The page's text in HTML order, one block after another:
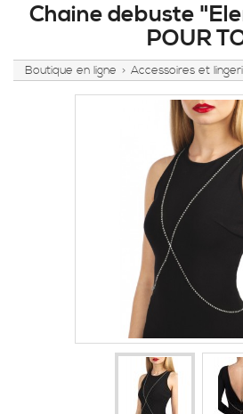
Chaine debuste
POUR
Boutique en ligne > Accessoires et